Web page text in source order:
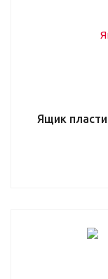
Ящик